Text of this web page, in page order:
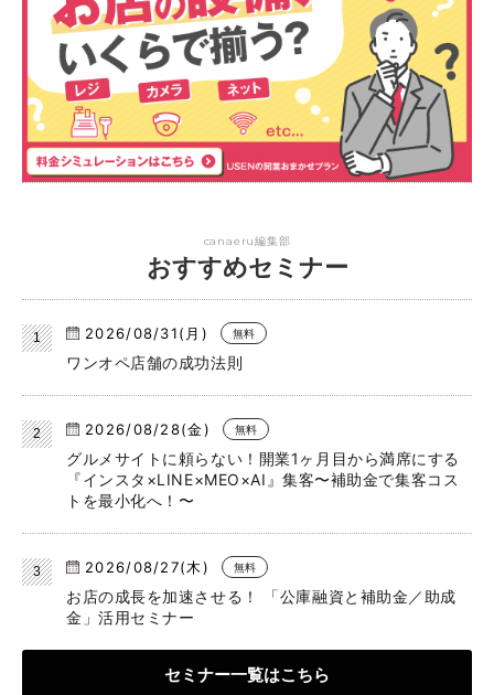
canaeru編集部
おすすめセミナー
2026/08/31(月) 無料
ワンオペ店舗の成功法則
2026/08/28(金) 無料
グルメサイトに頼らない！開業1ヶ月目から満席にする
『インスタ×LINE×MEO×AI』集客〜補助金で集客コス
トを最小化へ！〜
2026/08/27(木) 無料
お店の成長を加速させる！ 「公庫融資と補助金／助成
金」活用セミナー
セミナー一覧はこちら